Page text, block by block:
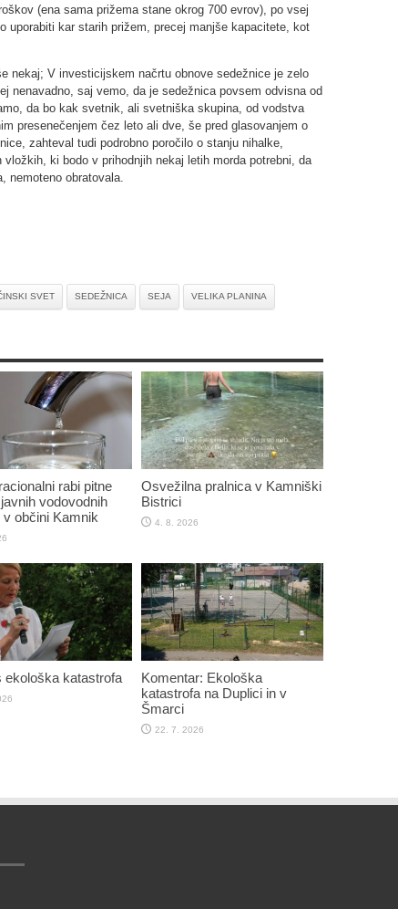
(ena sama prižema stane okrog 700 evrov), po vsej
uporabiti kar starih prižem, precej manjše kapacitete, kot
nekaj; V investicijskem načrtu obnove sedežnice je zelo
nenavadno, saj vemo, da je sedežnica povsem odvisna od
da bo kak svetnik, ali svetniška skupina, od vodstva
presenečenjem čez leto ali dve, še pred glasovanjem o
zahteval tudi podrobno poročilo o stanju nihalke,
ki bodo v prihodnjih nekaj letih morda potrebni, da
nemoteno obratovala.
SVET SEDEŽNICA SEJA VELIKA PLANINA
rabi pitne
vodovodnih
občini Kamnik
Osvežilna pralnica v Kamniški
Bistrici
4. 8. 2026
ekološka katastrofa
Komentar: Ekološka
katastrofa na Duplici in v
Šmarci
22. 7. 2026